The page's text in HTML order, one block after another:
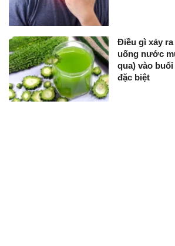
Điều gì xảy
uống nước
qua) vào
đặc biệt